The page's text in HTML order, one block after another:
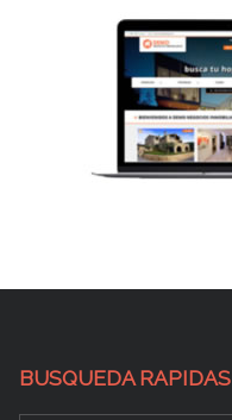
BUSQUEDA RAPIDAS